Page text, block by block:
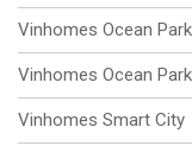
Vinhomes Ocean
Vinhomes Ocean
Vinhomes Smart City